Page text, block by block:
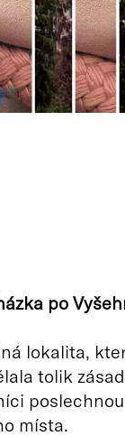
po
lokalita,
tolik
místa.